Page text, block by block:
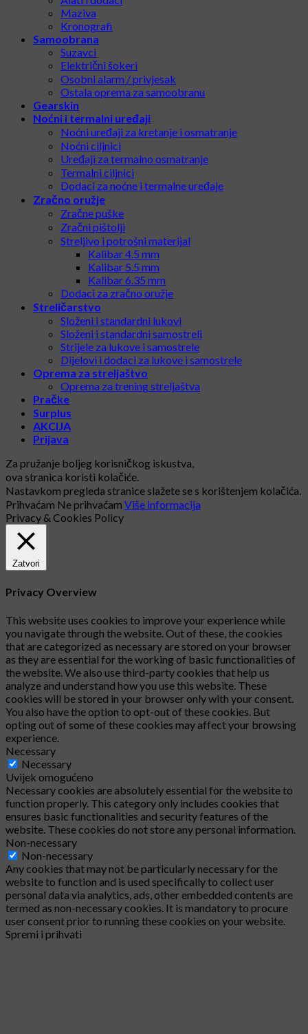
Maziva
Kronografi
Samoobrana
Suzavci
Električni šokeri
Osobni alarm / privjesak
Ostala oprema za samoobranu
Gearskin
Noćni i termalni uređaji
Noćni uređaji za kretanje i osmatranje
Noćni ciljnici
Uređaji za termalno osmatranje
Termalni ciljnici
Dodaci za noćne i termalne uređaje
Zračno oružje
Zračne puške
Zračni pištolji
Streljivo i potrošni materijal
Kalibar 4.5 mm
Kalibar 5.5 mm
Kalibar 6.35 mm
Dodaci za zračno oružje
Streličarstvo
Složeni i standardni lukovi
Složeni i standardni samostreli
Strijele za lukove i samostrele
Dijelovi i dodaci za lukove i samostrele
Oprema za streljaštvo
Oprema za trening streljaštva
Pračke
Surplus
AKCIJA
Prijava
Za pružanje boljeg korisničkog iskustva,
ova stranica koristi kolačiće.
Nastavkom pregleda stranice slažete se s korištenjem kolačića.
Prihvaćam Ne prihvaćam Više informacija
Privacy & Cookies Policy
Zatvori
Privacy Overview
This website uses cookies to improve your experience while
you navigate through the website. Out of these, the cookies
that are categorized as necessary are stored on your browser
as they are essential for the working of basic functionalities of
the website. We also use third-party cookies that help us
analyze and understand how you use this website. These
cookies will be stored in your browser only with your consent.
You also have the option to opt-out of these cookies. But
opting out of some of these cookies may affect your browsing
experience.
Necessary
Necessary
Uvijek omogućeno
Necessary cookies are absolutely essential for the website to
function properly. This category only includes cookies that
ensures basic functionalities and security features of the
website. These cookies do not store any personal information.
Non-necessary
Non-necessary
Any cookies that may not be particularly necessary for the
website to function and is used specifically to collect user
personal data via analytics, ads, other embedded contents are
termed as non-necessary cookies. It is mandatory to procure
user consent prior to running these cookies on your website.
Spremi i prihvati